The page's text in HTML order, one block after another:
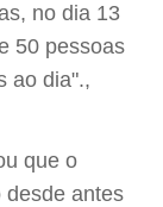
no dia 13
50 pessoas
ao dia".,
que o
desde antes